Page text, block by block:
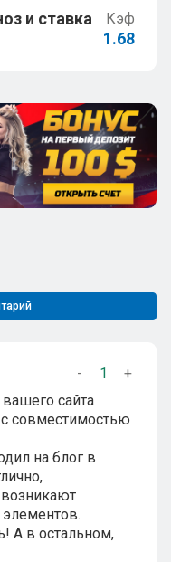
и ставка
Кэф
1.68
- 1
+
сайта
совместимостью
на блог в
А в остальном,